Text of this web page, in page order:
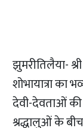
झुमरीतिलैया-
शोभायात्रा का
देवी-देवताओं
श्रद्धालुओं के